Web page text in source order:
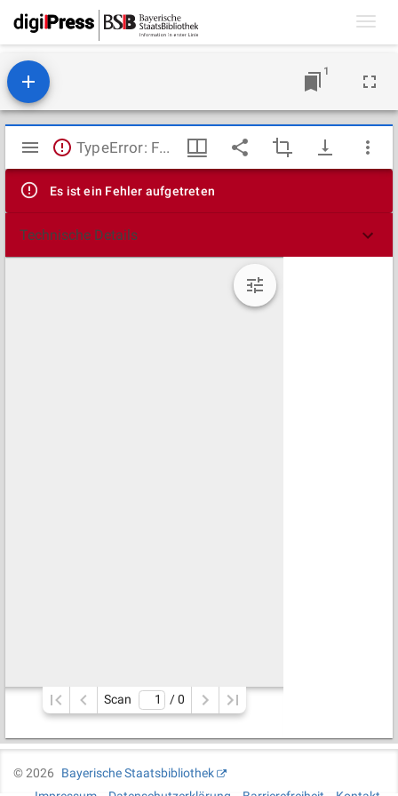
1
Mirador
Viewer
TypeError: Failed to fetch
Es ist ein Fehler aufgetreten
Technische Details
Scan / 0
©2026
Bayerische Staatsbibliothek